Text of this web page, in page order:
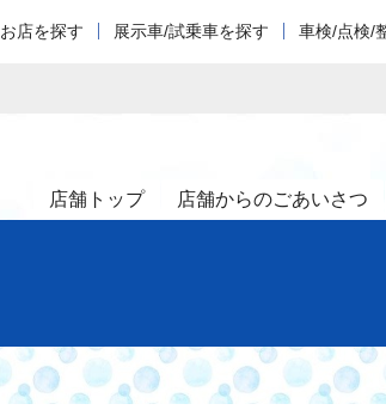
お店を探す 展示車/試乗車を探す 車検/点検/
店舗トップ 店舗からのごあいさつ